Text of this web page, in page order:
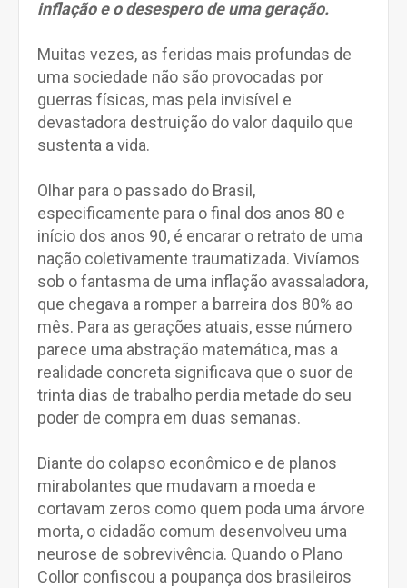
inflação e o desespero de uma geração.
Muitas vezes, as feridas mais profundas de
uma sociedade não são provocadas por
guerras físicas, mas pela invisível e
devastadora destruição do valor daquilo que
sustenta a vida.
Olhar para o passado do Brasil,
especificamente para o final dos anos 80 e
início dos anos 90, é encarar o retrato de uma
nação coletivamente traumatizada. Vivíamos
sob o fantasma de uma inflação avassaladora,
que chegava a romper a barreira dos 80% ao
mês. Para as gerações atuais, esse número
parece uma abstração matemática, mas a
realidade concreta significava que o suor de
trinta dias de trabalho perdia metade do seu
poder de compra em duas semanas.
Diante do colapso econômico e de planos
mirabolantes que mudavam a moeda e
cortavam zeros como quem poda uma árvore
morta, o cidadão comum desenvolveu uma
neurose de sobrevivência. Quando o Plano
Collor confiscou a poupança dos brasileiros